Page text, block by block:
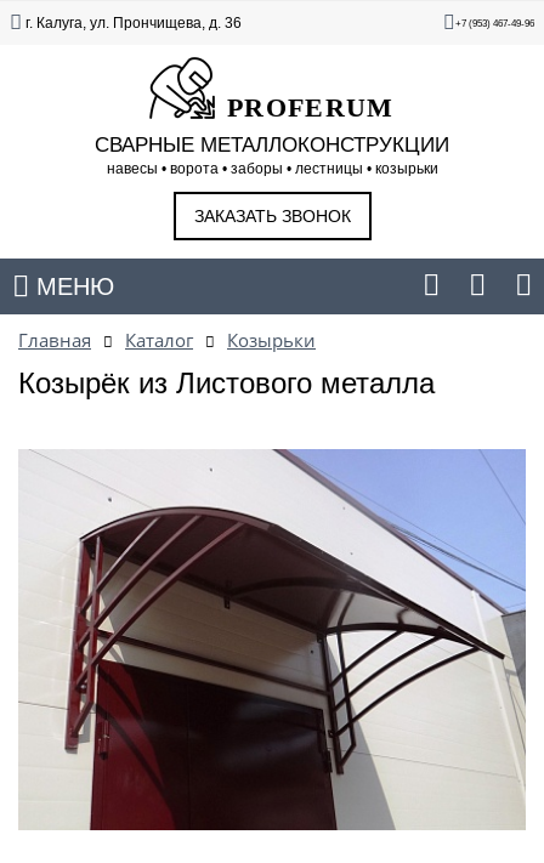
г. Калуга, ул. Прончищева, д. 36 +7 (953) 467-49-96
PROFERUM
СВАРНЫЕ МЕТАЛЛОКОНСТРУКЦИИ
навесы • ворота • заборы • лестницы • козырьки
ЗАКАЗАТЬ ЗВОНОК
МЕНЮ
Главная Каталог Козырьки
Козырёк из Листового металла